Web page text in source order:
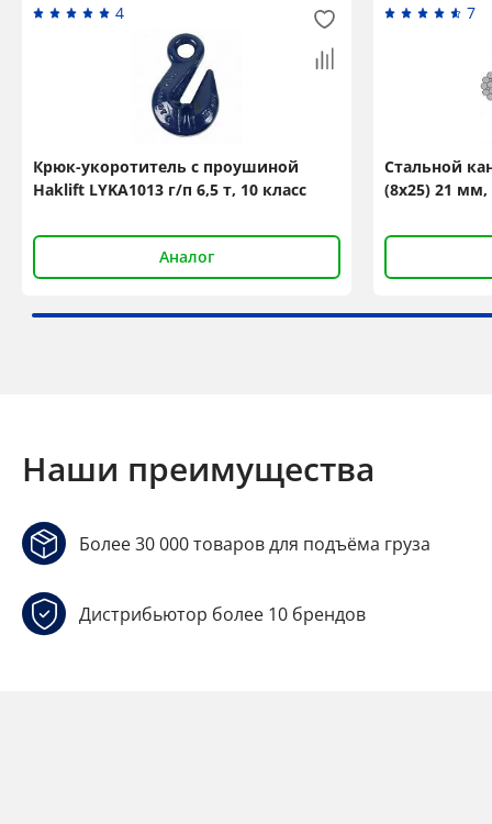
4
Крюк-укоротитель с проушиной
Haklift LYKA1013 г/п 6,5 т, 10 класс
Аналог
7
Стальной
(8x25) 21 мм,
Наши преимущества
Более 30 000 товаров для подъёма груза
Дистрибьютор более 10 брендов